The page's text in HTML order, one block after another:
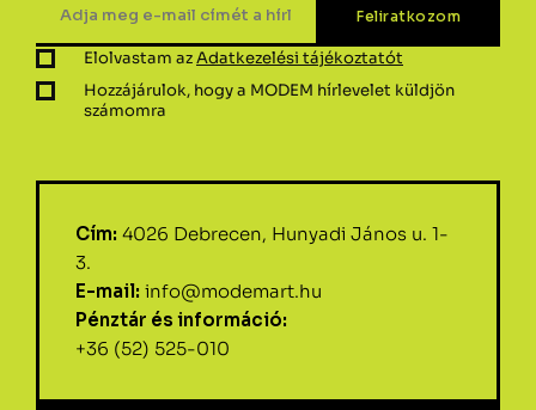
Elolvastam azAdatkezelési tájékoztatót
Hozzájárulok, hogy a MODEM hírlevelet küldjön
számomra
Cím: 4026 Debrecen, Hunyadi János u. 1-
3.
E-mail: info@modemart.hu
Pénztár és információ:
+36 (52) 525-010